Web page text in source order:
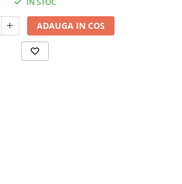
ADAUGA IN COS